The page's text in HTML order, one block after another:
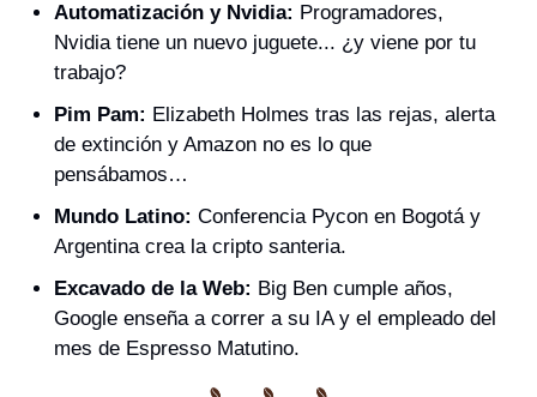
Automatización y Nvidia: Programadores,
Nvidia tiene un nuevo juguete... ¿y viene por tu
trabajo?
Pim Pam: Elizabeth Holmes tras las rejas, alerta
de extinción y Amazon no es lo que
pensábamos…
Mundo Latino: Conferencia Pycon en Bogotá y
Argentina crea la cripto santeria.
Excavado de la Web: Big Ben cumple años,
Google enseña a correr a su IA y el empleado del
mes de Espresso Matutino.